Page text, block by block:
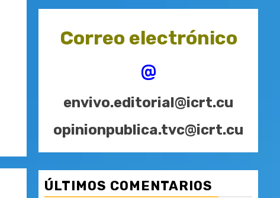
Correo electrónico
@
envivo.editorial@icrt.cu
opinionpublica.tvc@icrt.cu
ÚLTIMOS COMENTARIOS